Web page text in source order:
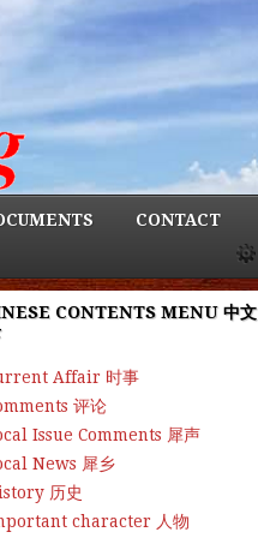
CONTACT
CONTENTS MENU 中文
Affair 时事
评论
Issue Comments 犀声
News 犀乡
历史
character 人物